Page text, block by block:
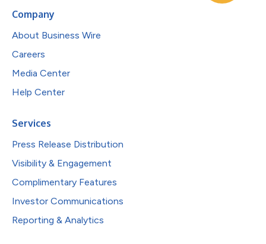
Company
About Business Wire
Careers
Media Center
Help Center
Services
Press Release Distribution
Visibility & Engagement
Complimentary Features
Investor Communications
Reporting & Analytics